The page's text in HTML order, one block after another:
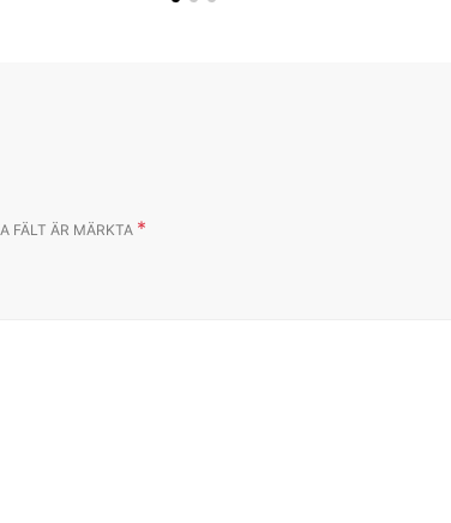
FÄLT ÄR MÄRKTA *